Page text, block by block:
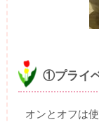
①プライ
オンとオフは